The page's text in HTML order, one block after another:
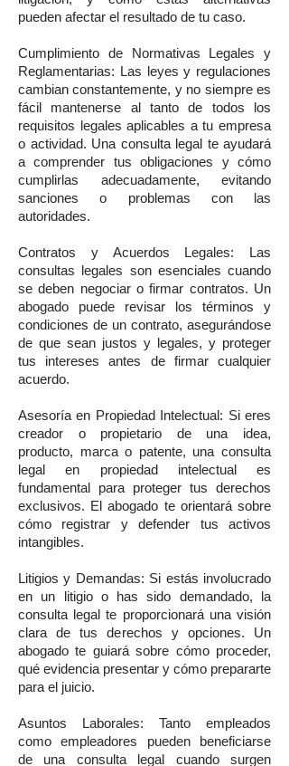
pueden afectar el resultado de tu caso.
Cumplimiento de Normativas Legales y
Reglamentarias: Las leyes y regulaciones
cambian constantemente, y no siempre es
fácil mantenerse al tanto de todos los
requisitos legales aplicables a tu empresa
o actividad. Una consulta legal te ayudará
a comprender tus obligaciones y cómo
cumplirlas adecuadamente, evitando
sanciones o problemas con las
autoridades.
Contratos y Acuerdos Legales: Las
consultas legales son esenciales cuando
se deben negociar o firmar contratos. Un
abogado puede revisar los términos y
condiciones de un contrato, asegurándose
de que sean justos y legales, y proteger
tus intereses antes de firmar cualquier
acuerdo.
Asesoría en Propiedad Intelectual: Si eres
creador o propietario de una idea,
producto, marca o patente, una consulta
legal en propiedad intelectual es
fundamental para proteger tus derechos
exclusivos. El abogado te orientará sobre
cómo registrar y defender tus activos
intangibles.
Litigios y Demandas: Si estás involucrado
en un litigio o has sido demandado, la
consulta legal te proporcionará una visión
clara de tus derechos y opciones. Un
abogado te guiará sobre cómo proceder,
qué evidencia presentar y cómo prepararte
para el juicio.
Asuntos Laborales: Tanto empleados
como empleadores pueden beneficiarse
de una consulta legal cuando surgen